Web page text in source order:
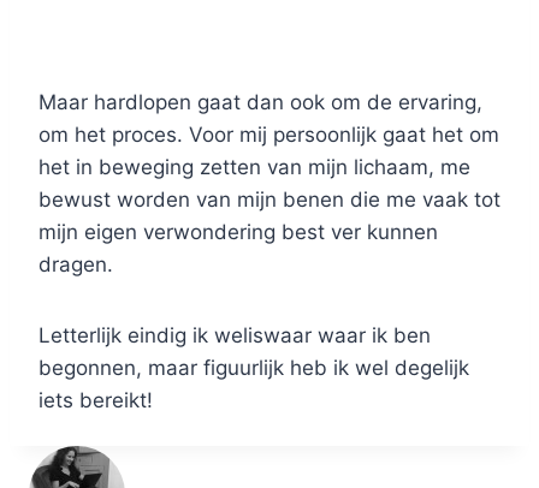
Maar hardlopen gaat dan ook om de ervaring,
om het proces. Voor mij persoonlijk gaat het om
het in beweging zetten van mijn lichaam, me
bewust worden van mijn benen die me vaak tot
mijn eigen verwondering best ver kunnen
dragen.
Letterlijk eindig ik weliswaar waar ik ben
begonnen, maar figuurlijk heb ik wel degelijk
iets bereikt!